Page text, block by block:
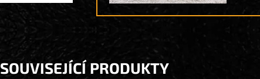
SOUVISEJÍCÍ PRODUKTY